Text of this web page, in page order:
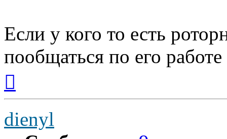
Если у кого то есть
пообщаться по его
началу
dienyl